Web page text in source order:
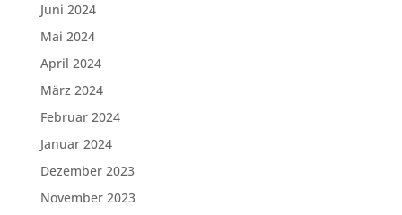
Juni 2024
Mai 2024
April 2024
März 2024
Februar 2024
Januar 2024
Dezember 2023
November 2023